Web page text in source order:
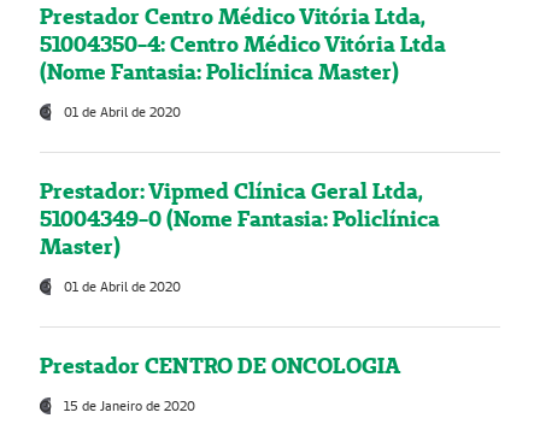
Prestador Centro Médico Vitória Ltda,
51004350-4: Centro Médico Vitória Ltda
(Nome Fantasia: Policlínica Master)
01 de Abril de 2020
Prestador: Vipmed Clínica Geral Ltda,
51004349-0 (Nome Fantasia: Policlínica
Master)
01 de Abril de 2020
Prestador CENTRO DE ONCOLOGIA
15 de Janeiro de 2020